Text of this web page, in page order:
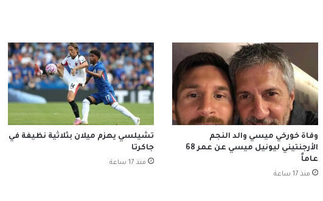
وفاة خورخي ميسي والد النجم
الأرجنتيني ليونيل ميسي عن عمر 68
عاماً
منذ 17 ساعة
تشيلسي يهزم ميلان بثلاثية نظيفة في
جاكرتا
منذ 17 ساعة